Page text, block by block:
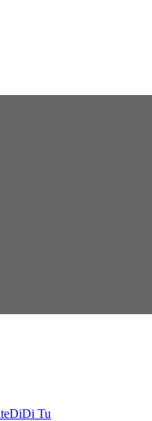
DiDi Tu